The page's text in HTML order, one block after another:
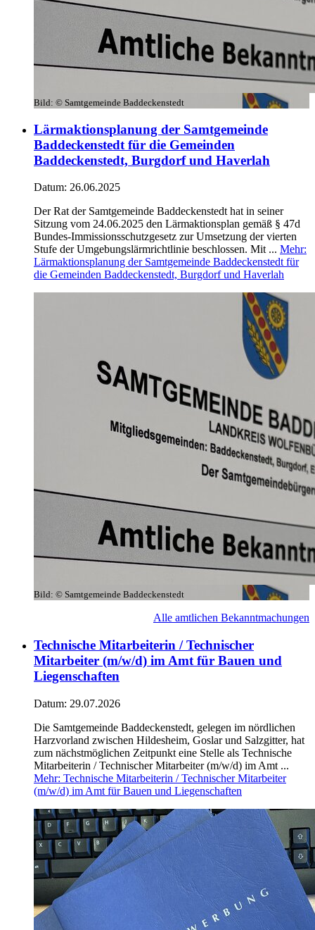
Bild: © Samtgemeinde Baddeckenstedt
Lärmaktionsplanung der Samtgemeinde
Baddeckenstedt für die Gemeinden
Baddeckenstedt, Burgdorf und Haverlah
Datum: 26.06.2025
Der Rat der Samtgemeinde Baddeckenstedt hat in seiner
Sitzung vom 24.06.2025 den Lärmaktionsplan gemäß § 47d
Bundes-Immissionsschutzgesetz zur Umsetzung der vierten
Stufe der Umgebungslärmrichtlinie beschlossen. Mit ... Mehr:
Lärmaktionsplanung der Samtgemeinde Baddeckenstedt für
die Gemeinden Baddeckenstedt, Burgdorf und Haverlah
Bild: © Samtgemeinde Baddeckenstedt
Alle amtlichen Bekanntmachungen
Technische Mitarbeiterin / Technischer
Mitarbeiter (m/w/d) im Amt für Bauen und
Liegenschaften
Datum: 29.07.2026
Die Samtgemeinde Baddeckenstedt, gelegen im nördlichen
Harzvorland zwischen Hildesheim, Goslar und Salzgitter, hat
zum nächstmöglichen Zeitpunkt eine Stelle als Technische
Mitarbeiterin / Technischer Mitarbeiter (m/w/d) im Amt ...
Mehr: Technische Mitarbeiterin / Technischer Mitarbeiter
(m/w/d) im Amt für Bauen und Liegenschaften